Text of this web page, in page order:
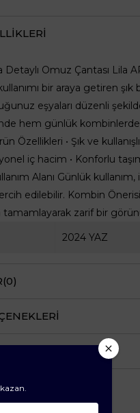
Detaylı Omuz Çantası
bir araya getiren
eşyaları düzenli şekilde
hem günlük
Özellikleri • Şık ve
iç hacim • Konforlu
Alanı Günlük kullanım,
edilebilir. Kombin
tamamlayarak zarif bir
2024 YAZ
(0)